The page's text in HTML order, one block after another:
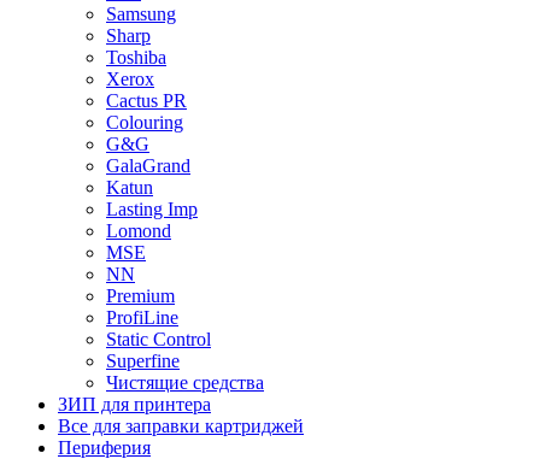
Samsung
Sharp
Toshiba
Xerox
Cactus PR
Colouring
G&G
GalaGrand
Katun
Lasting Imp
Lomond
MSE
NN
Premium
ProfiLine
Static Control
Superfine
Чистящие средства
ЗИП для принтера
Все для заправки картриджей
Периферия